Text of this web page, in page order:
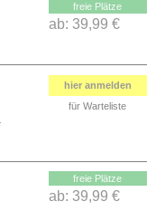
freie Plätze
ab: 39,99 €
hier anmelden
für Warteliste
freie Plätze
ab: 39,99 €